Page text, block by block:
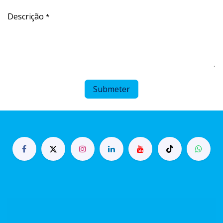
Descrição *
Submeter